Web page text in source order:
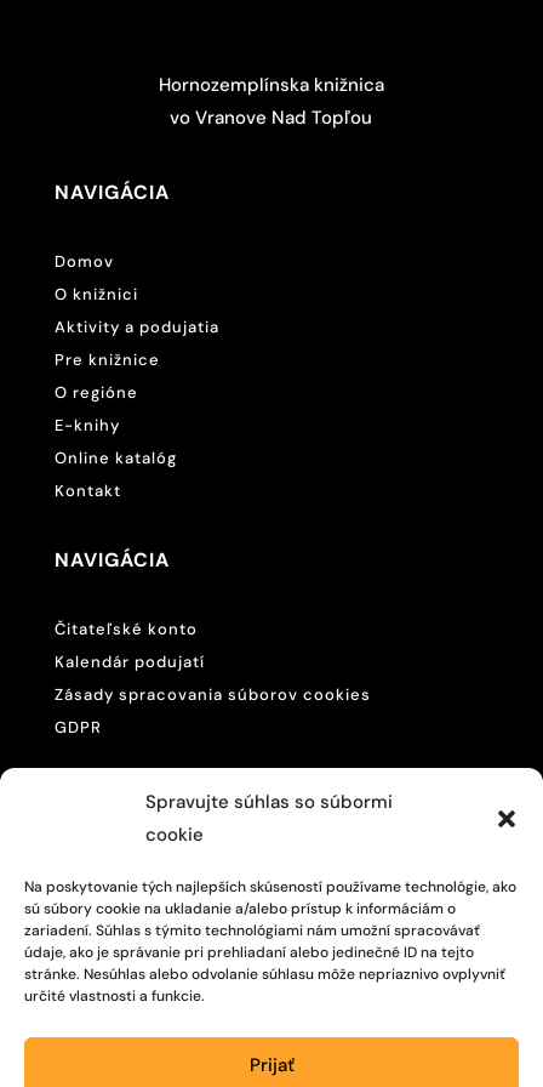
Spravujte súhlas so súbormi
cookie
Na poskytovanie tých najlepších skúseností používame technológie, ako
sú súbory cookie na ukladanie a/alebo prístup k informáciám o
zariadení. Súhlas s týmito technológiami nám umožní spracovávať
údaje, ako je správanie pri prehliadaní alebo jedinečné ID na tejto
stránke. Nesúhlas alebo odvolanie súhlasu môže nepriaznivo ovplyvniť
určité vlastnosti a funkcie.
Prijať
Hornozemplínska knižnica
vo Vranove Nad Topľou
NAVIGÁCIA
Domov
O knižnici
Aktivity a podujatia
Pre knižnice
O regióne
E-knihy
Online katalóg
Kontakt
NAVIGÁCIA
Čitateľské konto
Kalendár podujatí
Zásady spracovania súborov cookies
GDPR
KONTAKTUJE NÁS

M. R. Štefánika 875/200,
Vranov nad Topľou, 093 01
SLEDUJTE NÁS